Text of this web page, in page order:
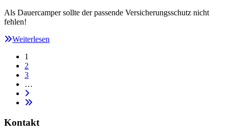
Als Dauercamper sollte der passende Versicherungsschutz nicht
fehlen!
Weiterlesen
1
2
3
…
Kontakt